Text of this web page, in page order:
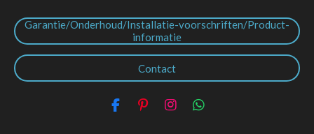
Garantie/Onderhoud/Installatie-voorschriften/Product-
informatie
Contact
F
P
I
W